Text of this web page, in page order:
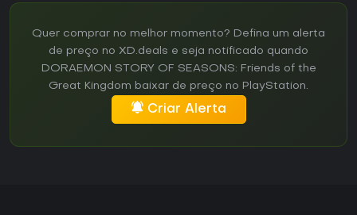
Quer comprar no melhor momento? Defina um alerta
de preço no XD.deals e seja notificado quando
DORAEMON STORY OF SEASONS: Friends of the
Great Kingdom baixar de preço no PlayStation.
Criar Alerta